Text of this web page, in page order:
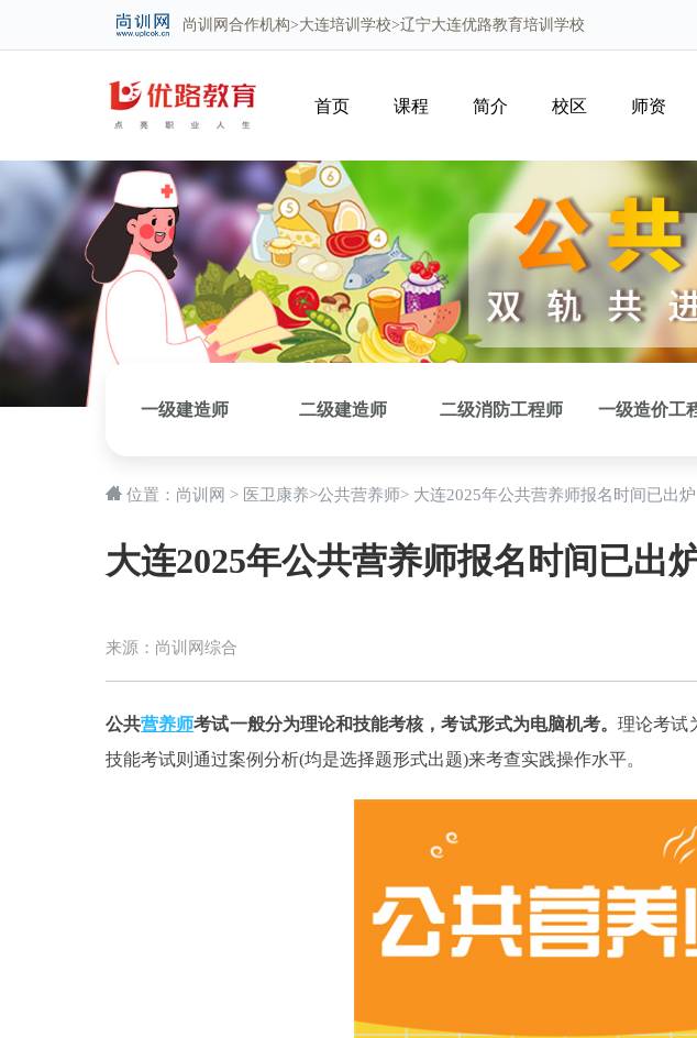
尚训网 合作机构>大连培训学校>辽宁大连优路教育培训学校
首页 课程 简介 校区 师资
一级建造师 二级建造师 二级消防工程师 一级造价工
位置： 尚训网 > 医卫康养>公共营养师> 大连2025年公共营养师报名时间已出
大连2025年公共营养师报名时间已出
来源： 尚训网综合
公共营养师考试一般分为理论和技能考核，考试形式为电脑机考。理论考试
技能考试则通过案例分析(均是选择题形式出题)来考查实践操作水平。